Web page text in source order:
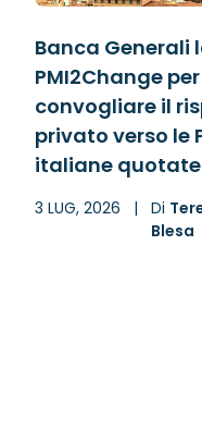
Banca Generali
PMI2Change per
convogliare il
privato verso le
italiane quotate
3 LUG, 2026 | Di
Blesa